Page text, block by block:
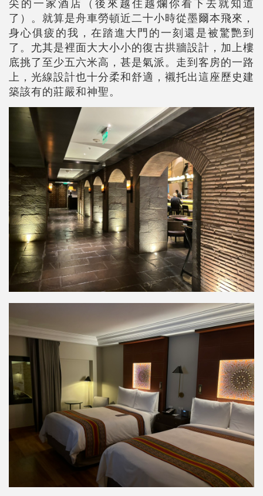
尖的一家酒店（後來越住越爛你看下去就知道
了）。就算是舟車勞頓近二十小時從墨爾本飛來，
身心俱疲的我，在踏進大門的一刻還是被驚艷到
了。尤其是裡面大大小小的復古拱牆設計，加上樓
底挑了至少五六米高，甚是氣派。走到客房的一路
上，光線設計也十分柔和舒適，襯托出這座歷史建
築該有的莊嚴和神聖。